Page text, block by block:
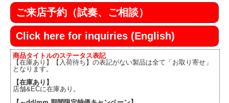
ご来店予約（試奏、ご相談）
Click here for inquiries (English)
商品タイトルのステータス表記
【在庫あり】【入荷待ち】の表記がない製品は全て「お取り寄せ」
となります。
【在庫あり】
店舗&ECに在庫あり。